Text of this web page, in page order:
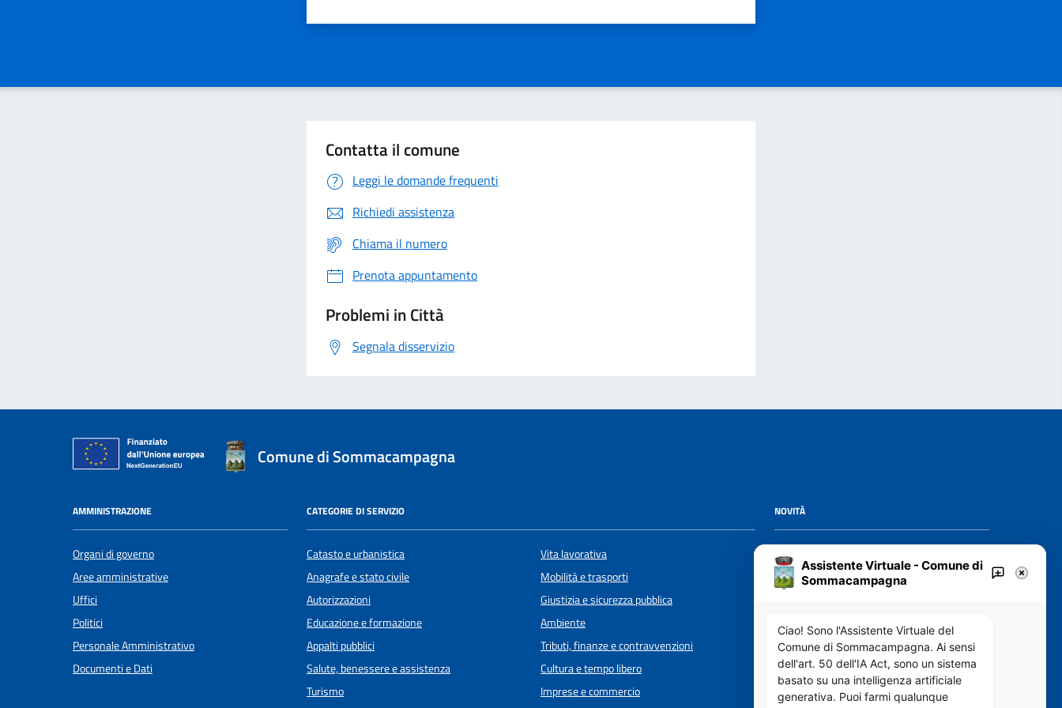
Contatta il comune
Leggi le domande frequenti
Richiedi assistenza
Chiama il numero
Prenota appuntamento
Problemi in Città
Segnala disservizio
Comune di Sommacampagna
AMMINISTRAZIONE
Organi di governo
Aree amministrative
Uffici
Politici
Personale Amministrativo
Documenti e Dati
CATEGORIE DI SERVIZIO
Catasto e urbanistica
Anagrafe e stato civile
Autorizzazioni
Educazione e formazione
Appalti pubblici
Salute, benessere e assistenza
Turismo
Vita lavorativa
Mobilità e trasporti
Giustizia e sicurezza pubblica
Ambiente
Tributi, finanze e contravvenzioni
Cultura e tempo libero
Imprese e commercio
NOVITÀ
Notizie
Avvisi
VIVERE IL COMUNE
Luoghi
Eventi
Assistente Virtuale - Comune di
Sommacampagna
Ciao! Sono l'Assistente Virtuale del
Comune di Sommacampagna. Ai sensi
dell'art. 50 dell'IA Act, sono un sistema
basato su una intelligenza artificiale
generativa. Puoi farmi qualunque